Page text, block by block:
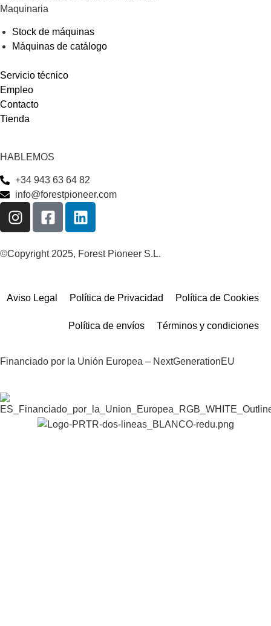
Maquinaria
Stock de máquinas
Máquinas de catálogo
Servicio técnico
Empleo
Contacto
Tienda
HABLEMOS
+34 943 63 64 82
info@forestpioneer.com
©Copyright 2025, Forest Pioneer S.L.
Aviso Legal Política de Privacidad Política de Cookies
Política de envíos Términos y condiciones
Financiado por la Unión Europea – NextGenerationEU